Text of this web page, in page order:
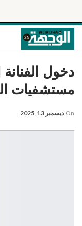
دخول
مستشفيات
On ديسمبر 13, 2025